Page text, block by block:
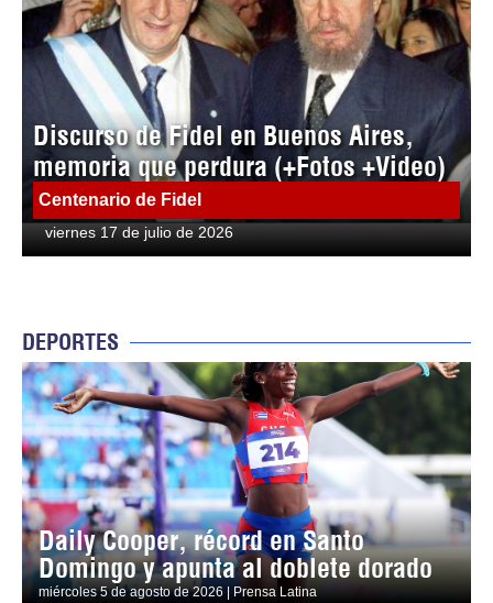
Discurso de Fidel en Buenos Aires,
memoria que perdura (+Fotos +Video)
Centenario de Fidel
viernes 17 de julio de 2026
DEPORTES
Daily Cooper, récord en Santo
Domingo y apunta al doblete dorado
miércoles 5 de agosto de 2026 | Prensa Latina